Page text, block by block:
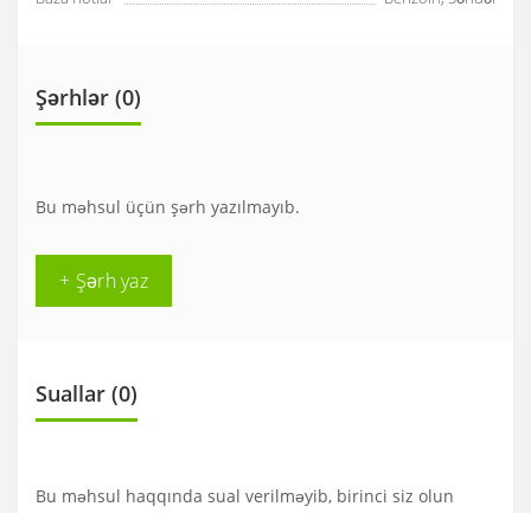
Şərhlər (0)
Bu məhsul üçün şərh yazılmayıb.
+ Şərh yaz
Suallar (0)
Bu məhsul haqqında sual verilməyib, birinci siz olun